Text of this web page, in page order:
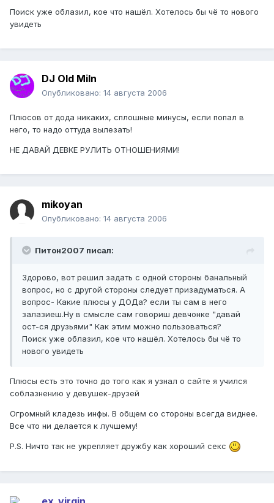
Поиск уже облазил, кое что нашёл. Хотелось бы чё то нового
увидеть
DJ Old Miln
Опубликовано: 14 августа 2006
Плюсов от дода никаких, сплошные минусы, если попал в
него, то надо оттуда вылезать!
НЕ ДАВАЙ ДЕВКЕ РУЛИТЬ ОТНОШЕНИЯМИ!
mikoyan
Опубликовано: 14 августа 2006
Питон2007 писал:
Здорово, вот решил задать с одной стороны банальный
вопрос, но с другой стороны следует призадуматься. А
вопрос- Какие плюсы у ДОДа? если ты сам в него
залазиеш.Ну в смысле сам говориш девчонке "давай
ост-ся друзьями" Как этим можно пользоваться?
Поиск уже облазил, кое что нашёл. Хотелось бы чё то
нового увидеть
Плюсы есть это точно до того как я узнал о сайте я учился
соблазнению у девушек-друзей
Огромный кладезь инфы. В общем со стороны всегда виднее.
Все что ни делается к лучшему!
P.S. Ничто так не укрепляет дружбу как хороший секс